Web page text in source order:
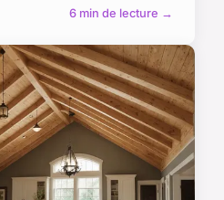
6 min de lecture →